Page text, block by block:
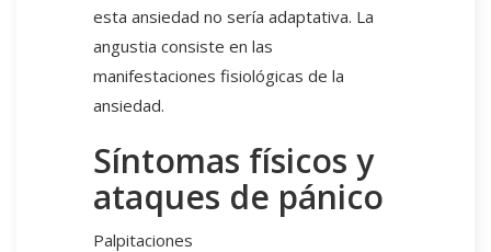
esta ansiedad no sería adaptativa. La
angustia consiste en las
manifestaciones fisiológicas de la
ansiedad.
Síntomas físicos y
ataques de pánico
Palpitaciones